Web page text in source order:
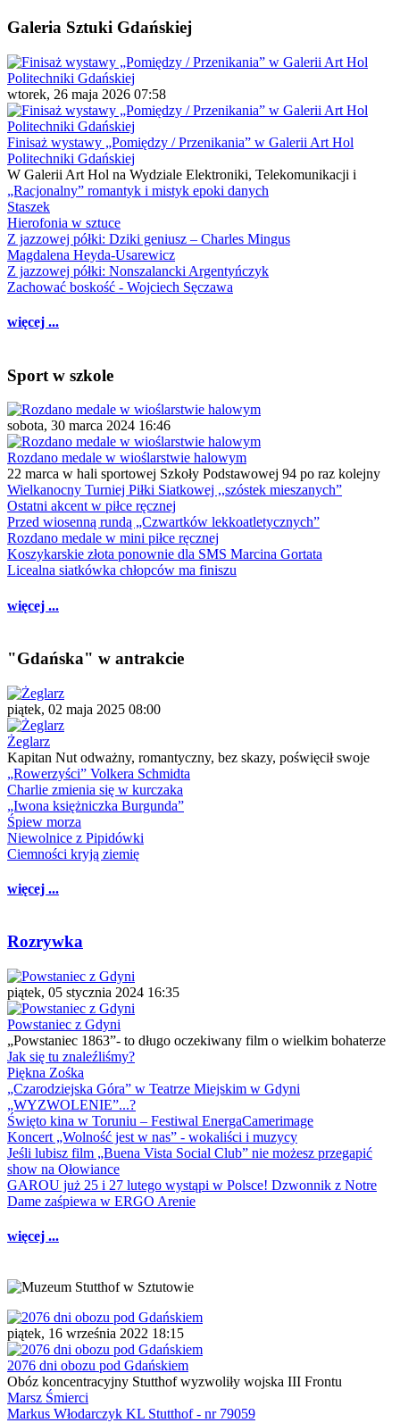
Galeria Sztuki Gdańskiej
wtorek, 26 maja 2026 07:58
Finisaż wystawy „Pomiędzy / Przenikania” w Galerii Art Hol
Politechniki Gdańskiej
W Galerii Art Hol na Wydziale Elektroniki, Telekomunikacji i
„Racjonalny” romantyk i mistyk epoki danych
Staszek
Hierofonia w sztuce
Z jazzowej półki: Dziki geniusz – Charles Mingus
Magdalena Heyda-Usarewicz
Z jazzowej półki: Nonszalancki Argentyńczyk
Zachować boskość - Wojciech Sęczawa
więcej ...
Sport w szkole
sobota, 30 marca 2024 16:46
Rozdano medale w wioślarstwie halowym
22 marca w hali sportowej Szkoły Podstawowej 94 po raz kolejny
Wielkanocny Turniej Piłki Siatkowej ,,szóstek mieszanych”
Ostatni akcent w piłce ręcznej
Przed wiosenną rundą „Czwartków lekkoatletycznych”
Rozdano medale w mini piłce ręcznej
Koszykarskie złota ponownie dla SMS Marcina Gortata
Licealna siatkówka chłopców ma finiszu
więcej ...
"Gdańska" w antrakcie
piątek, 02 maja 2025 08:00
Żeglarz
Kapitan Nut odważny, romantyczny, bez skazy, poświęcił swoje
„Rowerzyści” Volkera Schmidta
Charlie zmienia się w kurczaka
„Iwona księżniczka Burgunda”
Śpiew morza
Niewolnice z Pipidówki
Ciemności kryją ziemię
więcej ...
Rozrywka
piątek, 05 stycznia 2024 16:35
Powstaniec z Gdyni
„Powstaniec 1863”- to długo oczekiwany film o wielkim bohaterze
Jak się tu znaleźliśmy?
Piękna Zośka
„Czarodziejska Góra” w Teatrze Miejskim w Gdyni
„WYZWOLENIE”...?
Święto kina w Toruniu – Festiwal EnergaCamerimage
Koncert „Wolność jest w nas” - wokaliści i muzycy
Jeśli lubisz film „Buena Vista Social Club” nie możesz przegapić
show na Ołowiance
GAROU już 25 i 27 lutego wystąpi w Polsce! Dzwonnik z Notre
Dame zaśpiewa w ERGO Arenie
więcej ...
piątek, 16 września 2022 18:15
2076 dni obozu pod Gdańskiem
Obóz koncentracyjny Stutthof wyzwoliły wojska III Frontu
Marsz Śmierci
Markus Włodarczyk KL Stutthof - nr 79059